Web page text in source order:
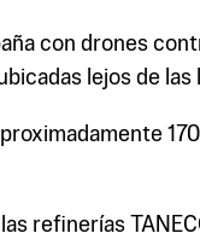
con drones
lejos de
refinerías